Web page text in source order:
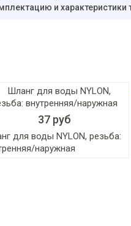
и характеристики
37 руб
для воды NYLON, резьба:
наружная